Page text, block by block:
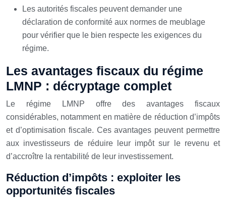
Les autorités fiscales peuvent demander une
déclaration de conformité aux normes de meublage
pour vérifier que le bien respecte les exigences du
régime.
Les avantages fiscaux du régime
LMNP : décryptage complet
Le régime LMNP offre des avantages fiscaux
considérables, notamment en matière de réduction d’impôts
et d’optimisation fiscale. Ces avantages peuvent permettre
aux investisseurs de réduire leur impôt sur le revenu et
d’accroître la rentabilité de leur investissement.
Réduction d’impôts : exploiter les
opportunités fiscales